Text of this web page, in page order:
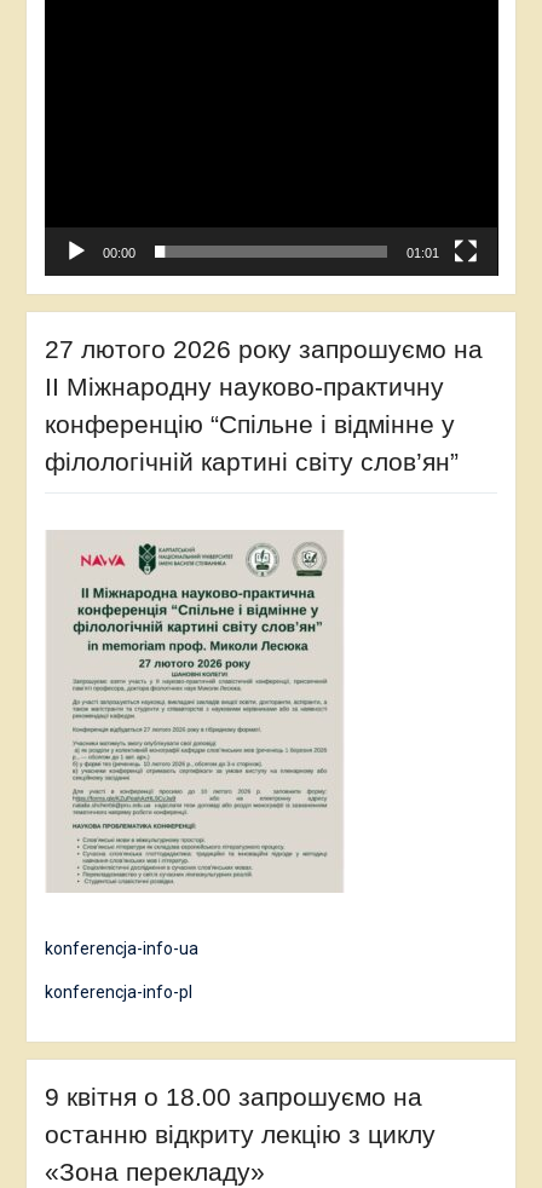
00:00 01:01
27 лютого 2026 року запрошуємо на
ІІ Міжнародну науково-практичну
конференцію “Спільне і відмінне у
філологічній картині світу слов’ян”
konferencja-info-ua
konferencja-info-pl
9 квітня о 18.00 запрошуємо на
останню відкриту лекцію з циклу
«Зона перекладу»